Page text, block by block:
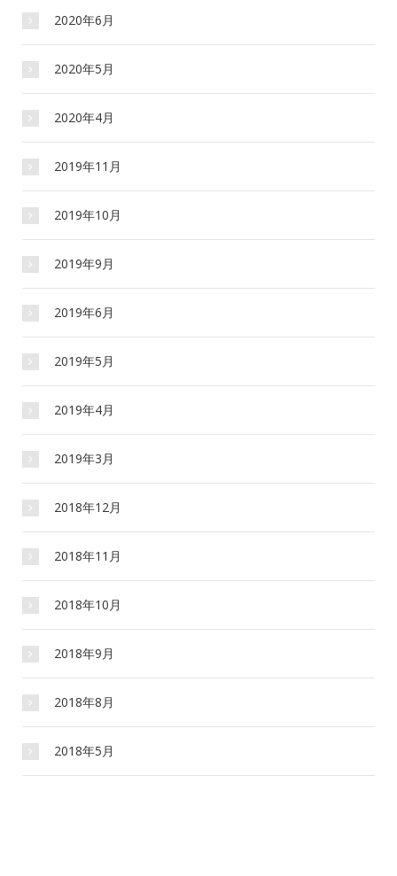
2020年6月
2020年5月
2020年4月
2019年11月
2019年10月
2019年9月
2019年6月
2019年5月
2019年4月
2019年3月
2018年12月
2018年11月
2018年10月
2018年9月
2018年8月
2018年5月